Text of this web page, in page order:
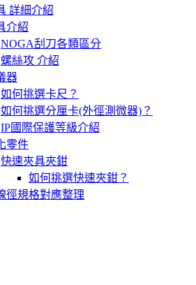
詳細介紹
介紹
NOGA刮刀各類區分
螺絲攻 介紹
器
如何挑選卡尺？
如何挑選分厘卡(外徑測微器)？
IP國際保護等級介紹
零件
快速夾具夾鉗
如何挑選快速夾鉗？
徑規格對應整理